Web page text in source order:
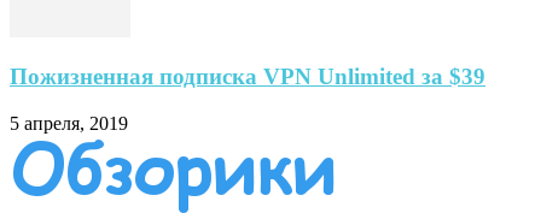
Пожизненная подписка VPN Unlimited за $39
5 апреля, 2019